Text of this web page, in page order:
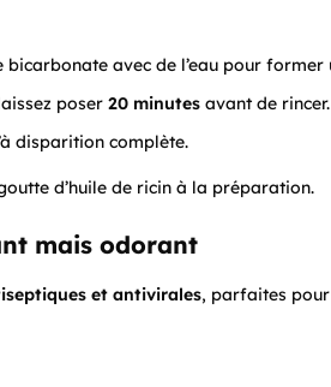
bicarbonate avec de l’eau pour former
poser 20 minutes avant de rincer.
disparition complète.
d’huile de ricin à la préparation.
mais odorant
et antivirales, parfaites pour